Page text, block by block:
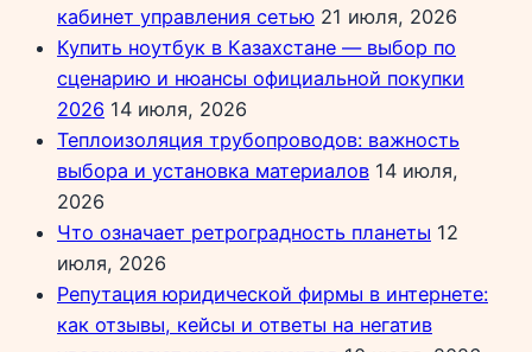
кабинет управления сетью 21 июля, 2026
Купить ноутбук в Казахстане — выбор по
сценарию и нюансы официальной покупки
2026 14 июля, 2026
Теплоизоляция трубопроводов: важность
выбора и установка материалов 14 июля,
2026
Что означает ретроградность планеты 12
июля, 2026
Репутация юридической фирмы в интернете:
как отзывы, кейсы и ответы на негатив